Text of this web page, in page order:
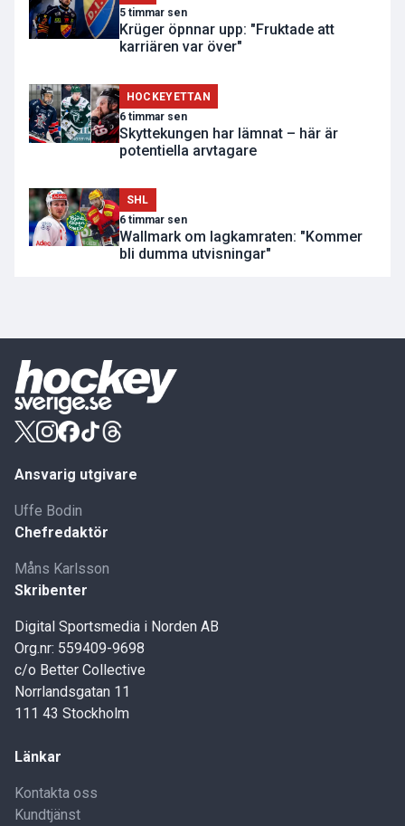
5 timmar sen
Krüger öpnnar upp: "Fruktade att
karriären var över"
HOCKEYETTAN
6 timmar sen
Skyttekungen har lämnat – här är
potentiella arvtagare
SHL
6 timmar sen
Wallmark om lagkamraten: "Kommer
bli dumma utvisningar"
Ansvarig utgivare
Uffe Bodin
Chefredaktör
Måns Karlsson
Skribenter
Digital Sportsmedia i Norden AB
Org.nr: 559409-9698
c/o Better Collective
Norrlandsgatan 11
111 43 Stockholm
Länkar
Kontakta oss
Kundtjänst